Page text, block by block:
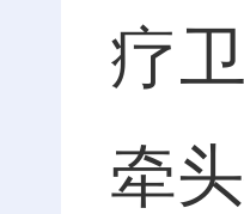
疗
牵